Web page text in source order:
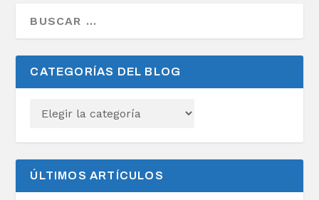
CATEGORÍAS DEL BLOG
ÚLTIMOS ARTÍCULOS